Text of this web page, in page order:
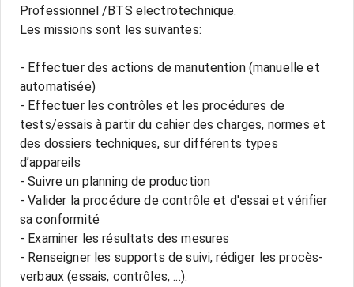
Professionnel /BTS electrotechnique.
Les missions sont les suivantes:
- Effectuer des actions de manutention (manuelle et
automatisée)
- Effectuer les contrôles et les procédures de
tests/essais à partir du cahier des charges, normes et
des dossiers techniques, sur différents types
d’appareils
- Suivre un planning de production
- Valider la procédure de contrôle et d'essai et vérifier
sa conformité
- Examiner les résultats des mesures
- Renseigner les supports de suivi, rédiger les procès-
verbaux (essais, contrôles, ...).